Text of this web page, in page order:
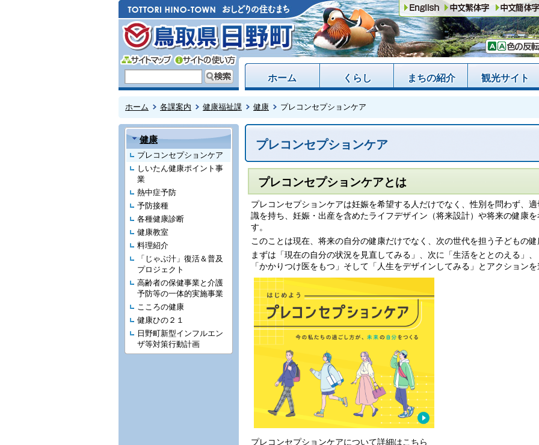
ホーム くらし まちの紹介 観光サイト
ホーム 各課案内 健康福祉課 健康 プレコンセプションケア
健康
プレコンセプションケア
しいたん健康ポイント事
業
熱中症予防
予防接種
各種健康診断
健康教室
料理紹介
「じゃぶ汁」復活＆普及
プロジェクト
高齢者の保健事業と介護
予防等の一体的実施事業
こころの健康
健康ひの２１
日野町新型インフルエン
ザ等対策行動計画
プレコンセプションケア
プレコンセプションケアとは
プレコンセプションケアは妊娠を希望する人だけでなく、性別を問わず、
識を持ち、妊娠・出産を含めたライフデザイン（将来設計）や将来の健康
す。
このことは現在、将来の自分の健康だけでなく、次の世代を担う子どもの
まずは「現在の自分の状況を見直してみる」、次に「生活をととのえる」
「かかりつけ医をもつ」そして「人生をデザインしてみる」とアクション
プレコンセプションケアについて詳細はこちら